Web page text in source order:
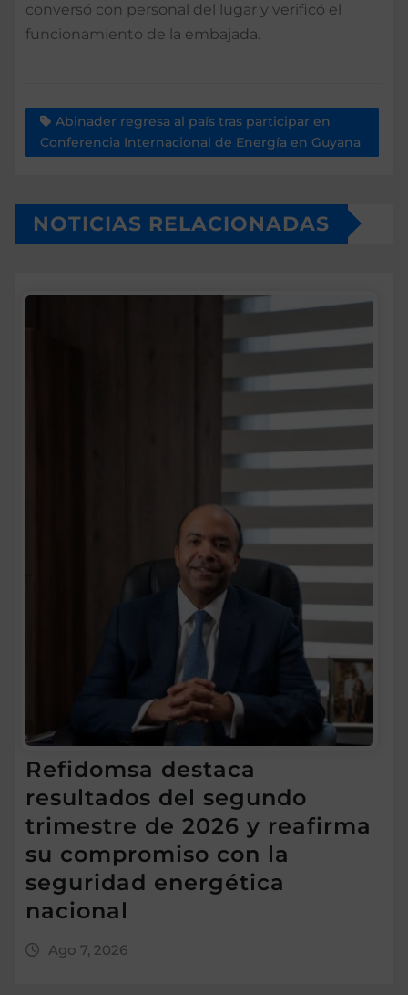
conversó con personal del lugar y verificó el
funcionamiento de la embajada.
Abinader regresa al país tras participar en
Conferencia Internacional de Energía en Guyana
NOTICIAS RELACIONADAS
Refidomsa destaca
resultados del segundo
trimestre de 2026 y reafirma
su compromiso con la
seguridad energética
nacional
Ago 7, 2026